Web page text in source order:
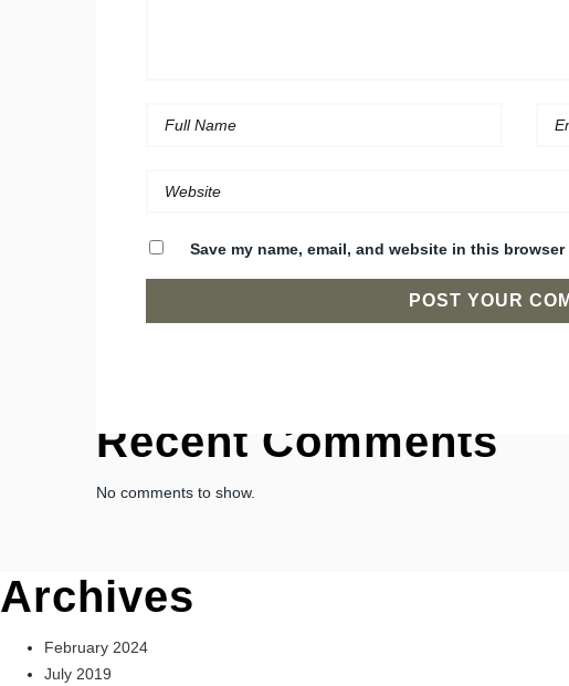
Save my name, email, and website in this
Recent Comments
No comments to show.
Archives
February 2024
July 2019